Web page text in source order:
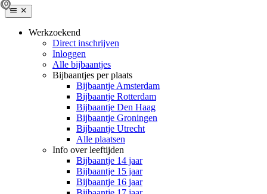
Werkzoekend
Direct inschrijven
Inloggen
Alle bijbaantjes
Bijbaantjes per plaats
Bijbaantje Amsterdam
Bijbaantje Rotterdam
Bijbaantje Den Haag
Bijbaantje Groningen
Bijbaantje Utrecht
Alle plaatsen
Info over leeftijden
Bijbaantje 14 jaar
Bijbaantje 15 jaar
Bijbaantje 16 jaar